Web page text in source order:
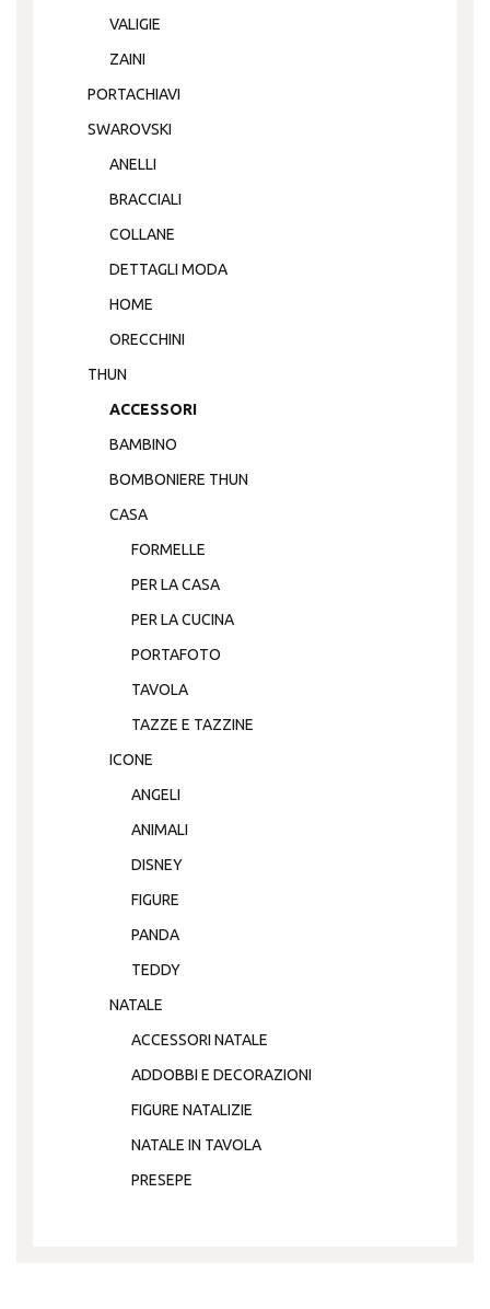
VALIGIE
ZAINI
PORTACHIAVI
SWAROVSKI
ANELLI
BRACCIALI
COLLANE
DETTAGLI MODA
HOME
ORECCHINI
THUN
ACCESSORI
BAMBINO
BOMBONIERE THUN
CASA
FORMELLE
PER LA CASA
PER LA CUCINA
PORTAFOTO
TAVOLA
TAZZE E TAZZINE
ICONE
ANGELI
ANIMALI
DISNEY
FIGURE
PANDA
TEDDY
NATALE
ACCESSORI NATALE
ADDOBBI E DECORAZIONI
FIGURE NATALIZIE
NATALE IN TAVOLA
PRESEPE